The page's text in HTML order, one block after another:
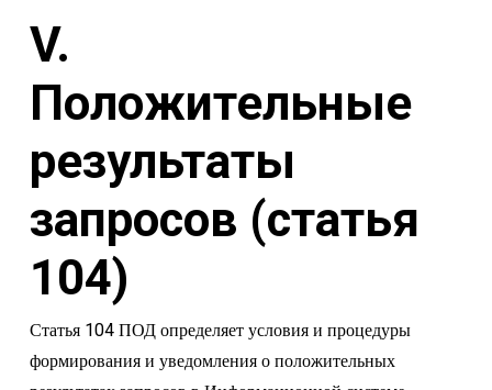
V.
Положительные
результаты
запросов (статья
104)
Статья 104 ПОД определяет условия и процедуры
формирования и уведомления о положительных